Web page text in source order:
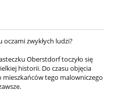
oczami zwykłych ludzi?
Oberstdorf toczyło się
historii. Do czasu objęcia
mieszkańców tego malowniczego